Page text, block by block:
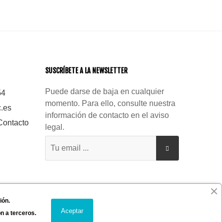
SUSCRÍBETE A LA NEWSLETTER
Puede darse de baja en cualquier
momento. Para ello, consulte nuestra
información de contacto en el aviso
legal.
a terceros. Aceptar